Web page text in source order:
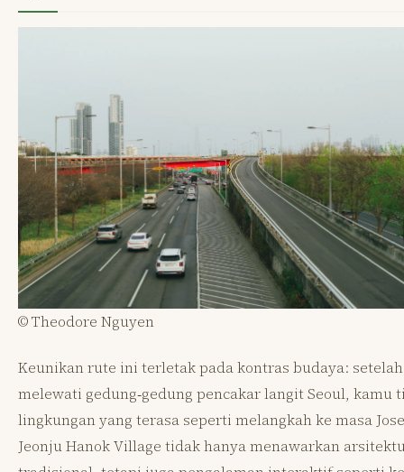
© Theodore Nguyen
Keunikan rute ini terletak pada kontras budaya: setelah
melewati gedung‑gedung pencakar langit Seoul, kamu
lingkungan yang terasa seperti melangkah ke masa
Jeonju Hanok Village tidak hanya menawarkan